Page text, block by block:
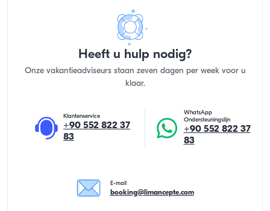
Heeft u hulp nodig?
Onze vakantieadviseurs staan zeven dagen per week voor u
klaar.
Klantenservice
+90 552 822 37
83
WhatsApp
Ondersteuningslijn
+90 552 822 37
83
E-mail
booking@limancepte.com